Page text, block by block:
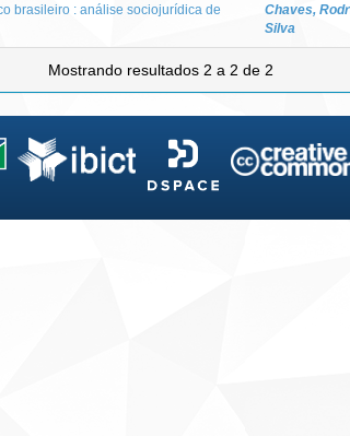
brasileiro : análise sociojurídica de
Chaves,
Silva
Mostrando resultados 2 a 2 de 2